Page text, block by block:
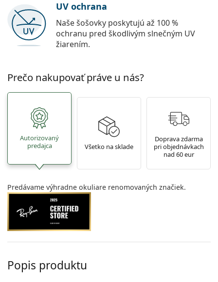
UV ochrana
Naše šošovky poskytujú až 100 %
ochranu pred škodlivým slnečným UV
žiarením.
Prečo nakupovať práve u nás?
Autorizovaný
predajca
Všetko na sklade
Doprava zdarma
pri objednávkach
nad 60 eur
Predávame výhradne okuliare renomovaných značiek.
Popis produktu